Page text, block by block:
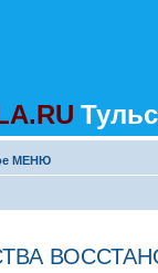
МЕНЮ